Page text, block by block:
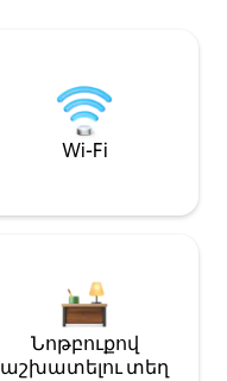
Wi-Fi
Նոթբուքով
աշխատելու տեղ